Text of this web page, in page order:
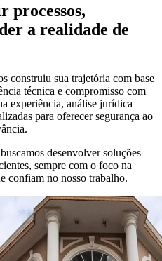
processos,
a realidade de
construiu sua trajetória com base
técnica e compromisso com
experiência, análise jurídica
para oferecer segurança ao
desenvolver soluções
sempre com o foco na
confiam no nosso trabalho.